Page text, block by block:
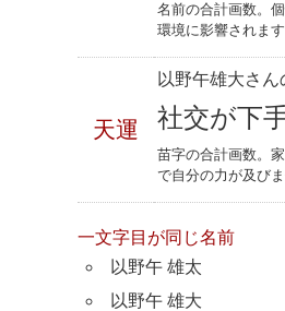
名前の合計画数。
環境に影響されま
天運
以野午雄大さん
社交が下
苗字の合計画数。
で自分の力が及び
一文字目が同じ名前
以野午 雄太
以野午 雄大